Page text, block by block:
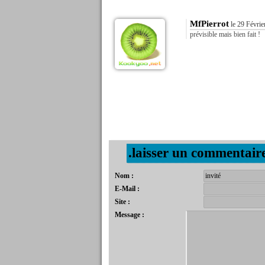
MfPierrot le 29
prévisible mais bien fait !
.laisser un
Nom :
E-Mail :
Site :
Message :